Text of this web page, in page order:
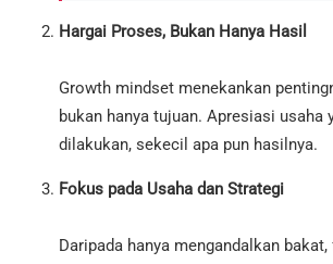
Hargai Proses, Bukan Hanya Hasil
Growth mindset menekankan
bukan hanya tujuan. Apresiasi usaha
dilakukan, sekecil apa pun hasilnya.
Fokus pada Usaha dan Strategi
Daripada hanya mengandalkan